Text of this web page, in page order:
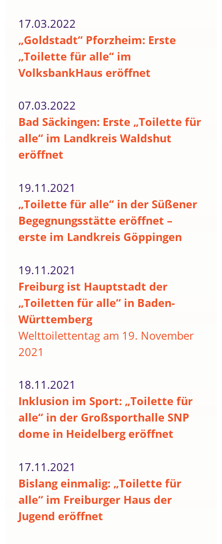
17.03.2022
„Goldstadt“ Pforzheim: Erste
„Toilette für alle“ im
VolksbankHaus eröffnet
07.03.2022
Bad Säckingen: Erste „Toilette für
alle“ im Landkreis Waldshut
eröffnet
19.11.2021
„Toilette für alle“ in der Süßener
Begegnungsstätte eröffnet –
erste im Landkreis Göppingen
19.11.2021
Freiburg ist Hauptstadt der
„Toiletten für alle“ in Baden-
Württemberg
Welttoilettentag am 19. November
2021
18.11.2021
Inklusion im Sport: „Toilette für
alle“ in der Großsporthalle SNP
dome in Heidelberg eröffnet
17.11.2021
Bislang einmalig: „Toilette für
alle“ im Freiburger Haus der
Jugend eröffnet